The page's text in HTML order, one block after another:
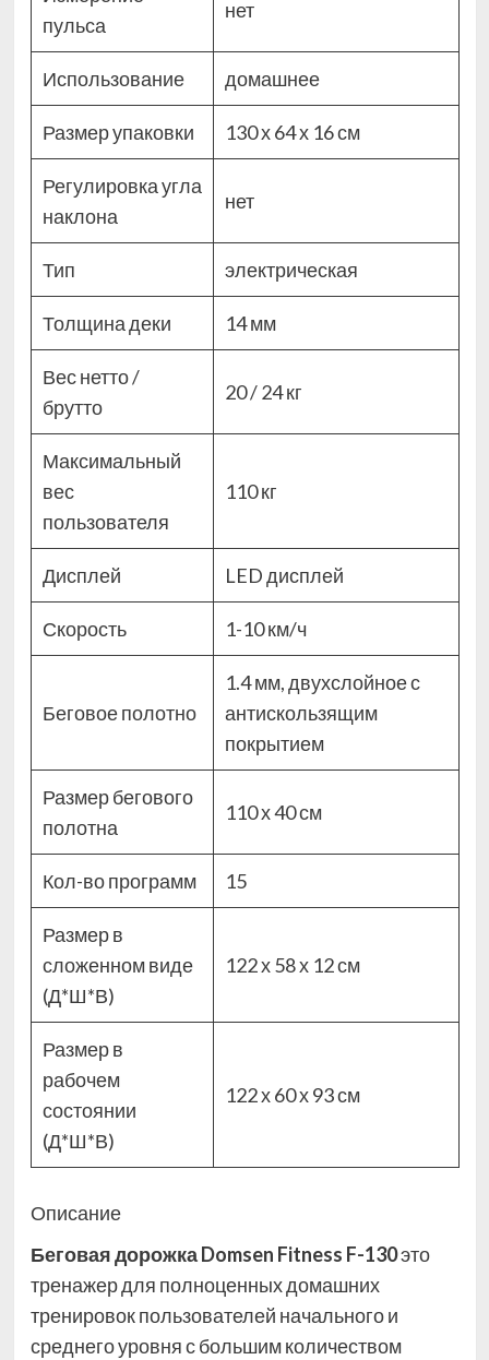
пульса
нет
Использование домашнее
Размер упаковки 130 х 64 х 16 см
Регулировка угла
наклона
нет
Тип электрическая
Толщина деки 14 мм
Вес нетто /
брутто
20 / 24 кг
Максимальный
вес
пользователя
110 кг
Дисплей LED дисплей
Скорость 1-10 км/ч
Беговое полотно
1.4 мм, двухслойное с
антискользящим
покрытием
Размер бегового
полотна
110 х 40 см
Кол-во программ 15
Размер в
сложенном виде
(Д*Ш*В)
122 х 58 х 12 см
Размер в
рабочем
состоянии
(Д*Ш*В)
122 х 60 х 93 см
Описание
Беговая дорожка Domsen Fitness F-130это
тренажер для полноценных домашних
тренировок пользователей начального и
среднего уровня с большим количеством